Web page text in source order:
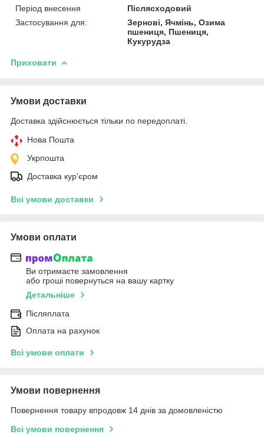
Період внесення
Післясходовий
Застосування для:
Зернові, Ячмінь, Озима
пшениця, Пшениця,
Кукурудза
Приховати
Умови доставки
Доставка здійснюється тільки по передоплаті.
Нова Пошта
Укрпошта
Доставка кур'єром
Всі умови доставки
Умови оплати
Ви отримаєте замовлення
або гроші повернуться на вашу картку
Детальніше
Післяплата
Оплата на рахунок
Всі умови оплати
Умови повернення
Повернення товару впродовж 14 днів за домовленістю
Всі умови повернення